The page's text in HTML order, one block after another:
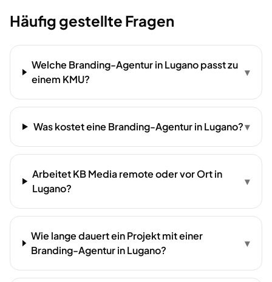
Häufig gestellte Fragen
Welche Branding-Agentur in Lugano passt zu
einem KMU?
▾
Was kostet eine Branding-Agentur in Lugano?▾
Arbeitet KB Media remote oder vor Ort in
Lugano?
▾
Wie lange dauert ein Projekt mit einer
Branding-Agentur in Lugano?
▾